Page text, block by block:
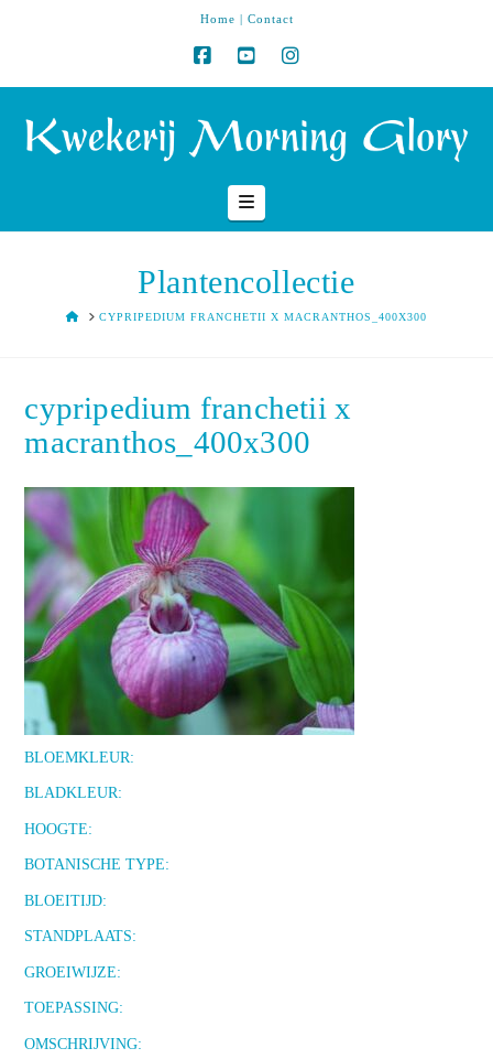
Home | Contact
Navigation
Plantencollectie
HOMECYPRIPEDIUM FRANCHETII X MACRANTHOS_400X300
cypripedium franchetii x
macranthos_400x300
BLOEMKLEUR:
BLADKLEUR:
HOOGTE:
BOTANISCHE TYPE:
BLOEITIJD:
STANDPLAATS:
GROEIWIJZE:
TOEPASSING:
OMSCHRIJVING: